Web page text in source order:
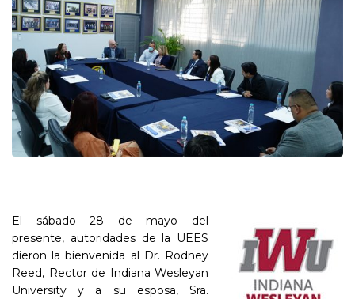
El sábado 28 de mayo del
presente, autoridades de la UEES
dieron la bienvenida al Dr. Rodney
Reed, Rector de Indiana Wesleyan
University y a su esposa, Sra.